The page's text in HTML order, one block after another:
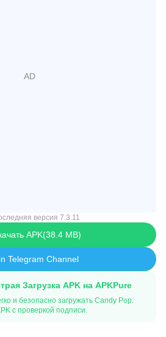
версия 7.3.11
APK 38.4 MB
Telegram Channel
Загрузка APK на APKPure
и безопасно загружать Candy Pop:
с проверкой подписи.